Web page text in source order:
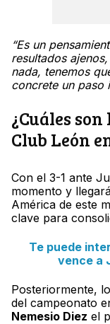
“Es un
resultados
nada, tenemos
concrete un paso
¿Cuáles
Club León
Con el 3-1 ante
momento y
América de este
clave para
Te puede
vence a
Posteriormente,
del campeonato
Nemesio Diez el